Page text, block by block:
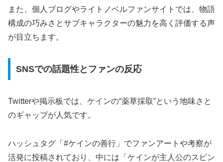
また、個人ブログやライトノベルファンサイトでは、物語
構成の巧みさとサブキャラクターの魅力を高く評価する声
が目立ちます。
SNSでの話題性とファンの反応
Twitterや掲示板では、ケインの“薬草採取”という地味さと
のギャップが人気です。
ハッシュタグ「#ケインの善行」でファンアートや考察が
活発に投稿されており、中には「ケインが主人公のスピン